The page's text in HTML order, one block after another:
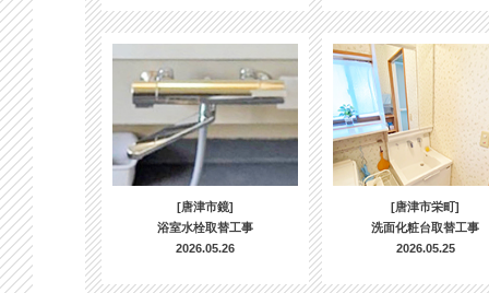
[唐津市鏡]
浴室水栓取替工事
2026.05.26
[唐津市栄町]
洗面化粧台取替工事
2026.05.25